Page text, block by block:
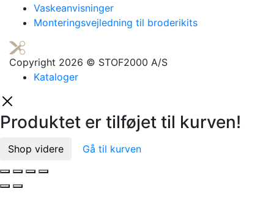
Vaskeanvisninger
Monteringsvejledning til broderikits
Copyright 2026 © STOF2000 A/S
Kataloger
Produktet er tilføjet til kurven!
Shop videre Gå til kurven